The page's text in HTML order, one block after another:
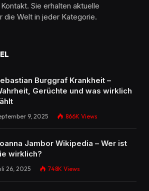
Sie erhalten aktuelle
die Welt in jeder Kategorie.
Burggraf Krankheit –
Gerüchte und was wirklich
9, 2025 866K Views
Jambor Wikipedia – Wer ist
wirklich?
26, 2025 748K Views